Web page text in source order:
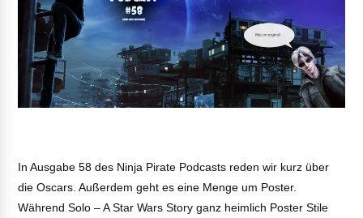
In Ausgabe 58 des Ninja Pirate Podcasts reden wir kurz über
die Oscars. Außerdem geht es eine Menge um Poster.
Während Solo – A Star Wars Story ganz heimlich Poster Stile